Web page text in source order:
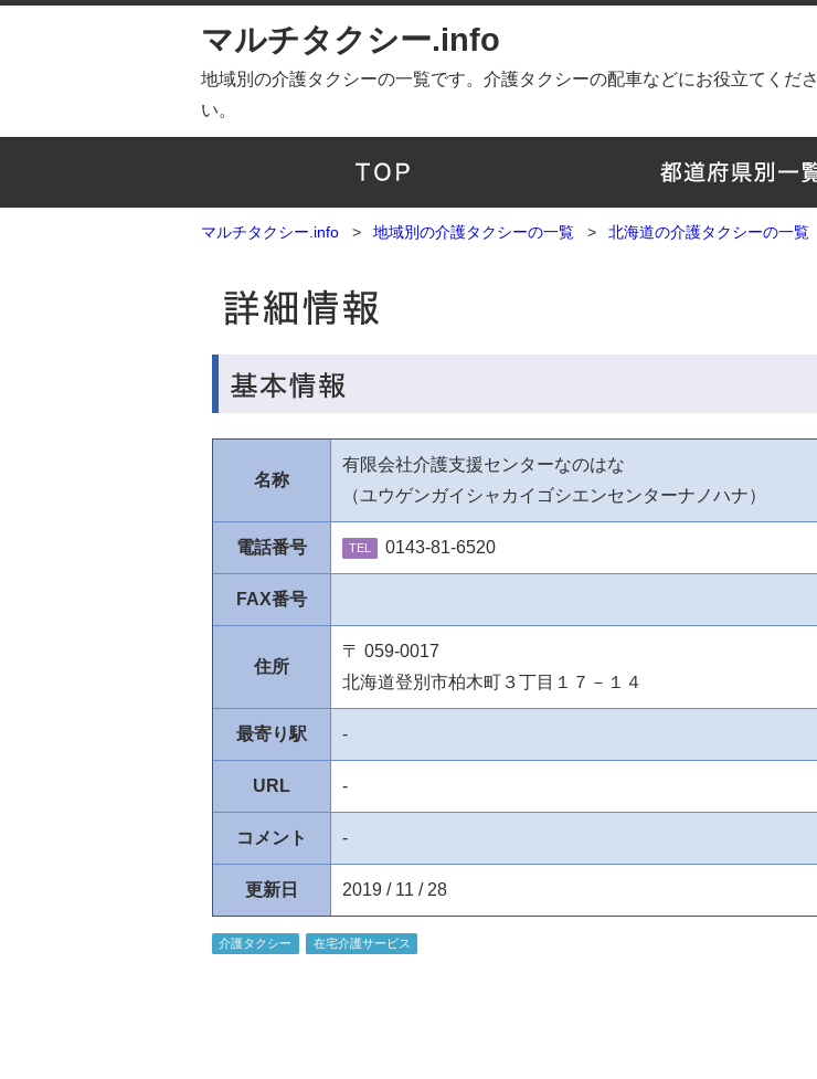
マルチタクシー.info
地域別の介護タクシーの一覧です。介護タクシーの配車などにお役立てくださ
い。
マルチタクシー.info 地域別の介護タクシーの一覧 北海道の介護タクシーの一覧
名称
有限会社介護支援センターなのはな
（ユウゲンガイシャカイゴシエンセンターナノハナ）
電話番号 TEL 0143-81-6520
FAX番号
住所
〒 059-0017
北海道登別市柏木町３丁目１７－１４
最寄り駅 -
URL -
コメント -
更新日 2019 / 11 / 28
介護タクシー 在宅介護サービス